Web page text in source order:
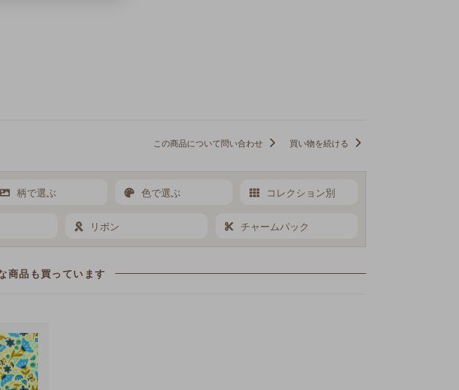
この商品について問い合わせ 買い物を続ける
柄で選ぶ 色で選ぶ コレクション別
リボン チャームパック
商品も買っています